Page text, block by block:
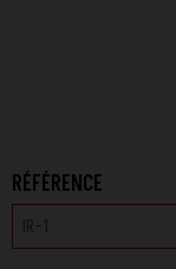
RÉFÉRENCE